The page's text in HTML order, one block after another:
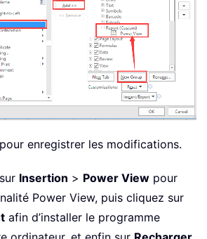
pour enregistrer les modifications.
Insertion > Power View pour
Power View, puis cliquez sur
afin d’installer le programme